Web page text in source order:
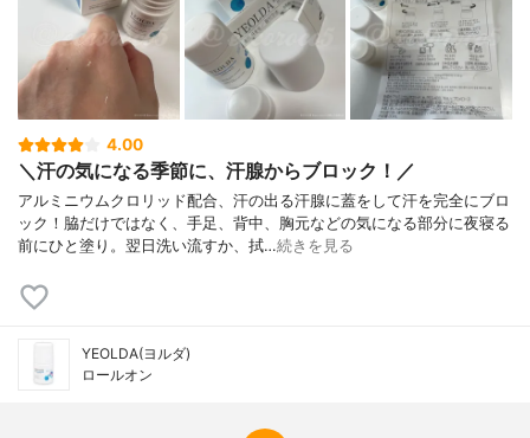
4.00
＼汗の気になる季節に、汗腺からブロック！／
アルミニウムクロリッド配合、汗の出る汗腺に蓋をして汗を完全にブロ
ック！脇だけではなく、手足、背中、胸元などの気になる部分に夜寝る
前にひと塗り。翌日洗い流すか、拭…続きを見る
YEOLDA(ヨルダ)
ロールオン